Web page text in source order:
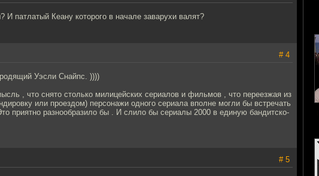
патлатый Кеану которого в начале заварухи валят?
# 4
Уэсли Снайпс. ))))
, что снято столько милицейских сериалов и фильмов , что переезжая из
или проездом) персонажи одного сериала вполне могли бы встречать
приятно разнообразило бы . И слило бы сериалы 2000 в единую бандитско-
# 5